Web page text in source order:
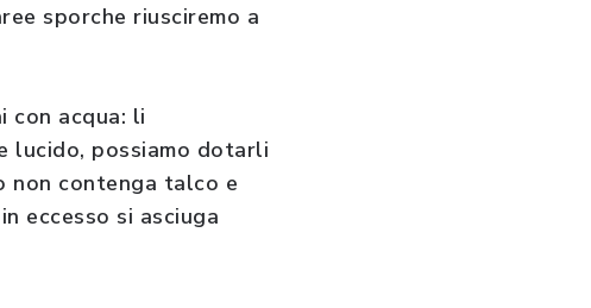
sporche riusciremo a
con acqua: li
lucido, possiamo dotarli
non contenga talco e
eccesso si asciuga